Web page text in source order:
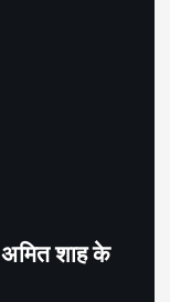
शाह के